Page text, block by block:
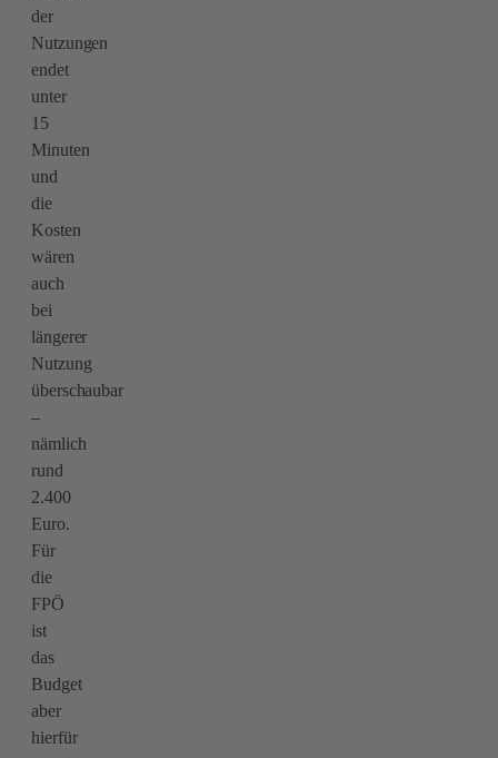
der
Nutzungen
endet
unter
15
Minuten
und
die
Kosten
wären
auch
bei
längerer
Nutzung
überschaubar
–
nämlich
rund
2.400
Euro.
Für
die
FPÖ
ist
das
Budget
aber
hierfür